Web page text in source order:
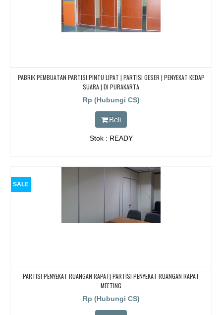
PABRIK PEMBUATAN PARTISI PINTU LIPAT | PARTISI GESER | PENYEKAT KEDAP
SUARA | DI PURAKARTA
Rp (Hubungi CS)
Beli
Stok : READY
SALE
PARTISI PENYEKAT RUANGAN RAPAT| PARTISI PENYEKAT RUANGAN RAPAT
MEETING
Rp (Hubungi CS)